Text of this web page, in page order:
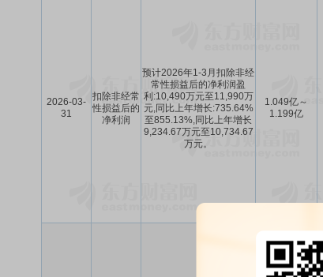
2026-03-
31
扣除非经常
性损益后的
净利润
预计2026年1-3月扣除非经
常性损益后的净利润盈
利:10,490万元至11,990万
元,同比上年增长:735.64%
至855.13%,同比上年增长
9,234.67万元至10,734.67
万元。
1.049亿～
1.199亿